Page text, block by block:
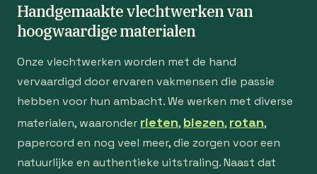
Handgemaakte vlechtwerken van
hoogwaardige materialen
Onze vlechtwerken worden met de hand
vervaardigd door ervaren vakmensen die passie
hebben voor hun ambacht. We werken met diverse
materialen, waaronder rieten, biezen, rotan,
papercord en nog veel meer, die zorgen voor een
natuurlijke en authentieke uitstraling. Naast dat